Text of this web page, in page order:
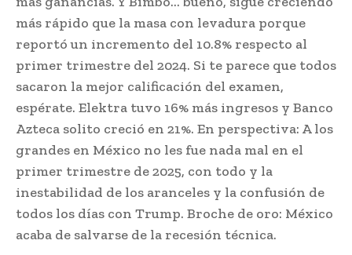
más rápido que la masa con levadura porque
reportó un incremento del 10.8% respecto al
primer trimestre del 2024. Si te parece que todos
sacaron la mejor calificación del examen,
espérate. Elektra tuvo 16% más ingresos y Banco
Azteca solito creció en 21%. En perspectiva: A los
grandes en México no les fue nada mal en el
primer trimestre de 2025, con todo y la
inestabilidad de los aranceles y la confusión de
todos los días con Trump. Broche de oro: México
acaba de salvarse de la recesión técnica.